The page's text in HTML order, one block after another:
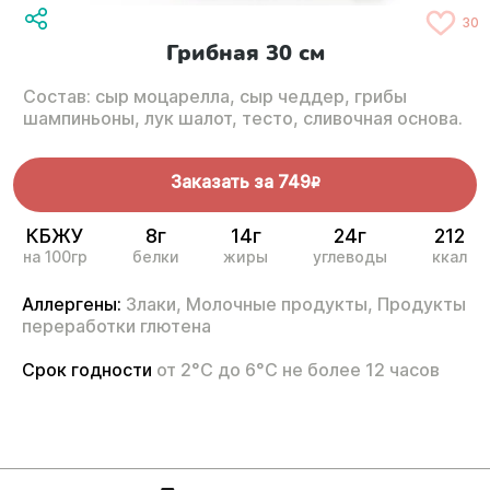
30
Грибная 30 см
Состав: сыр моцарелла, сыр чеддер, грибы
шампиньоны, лук шалот, тесто, сливочная основа.
Заказать за 749R
КБЖУ
на 100гр
8г
белки
14г
жиры
24г
углеводы
212
ккал
Аллергены: Злаки, Молочные продукты, Продукты
переработки глютена
Срок годности от 2°С до 6°С не более 12 часов